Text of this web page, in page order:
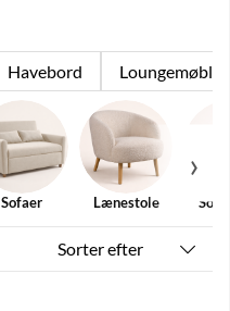
Havebord Loungemøbler
Sofaer Lænestole
Sorter efter